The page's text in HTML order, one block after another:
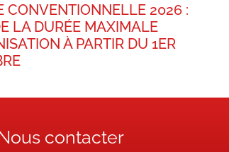
CONVENTIONNELLE 2026 :
LA DURÉE MAXIMALE
À PARTIR DU 1ER
contacter